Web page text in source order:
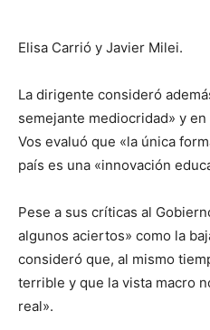
Elisa Carrió y Javier Milei.
La dirigente consideró
semejante mediocridad» y
Vos evaluó que «la única
país es una «innovación
Pese a sus críticas al
algunos aciertos» como la
consideró que, al mismo
terrible y que la vista macro
real».